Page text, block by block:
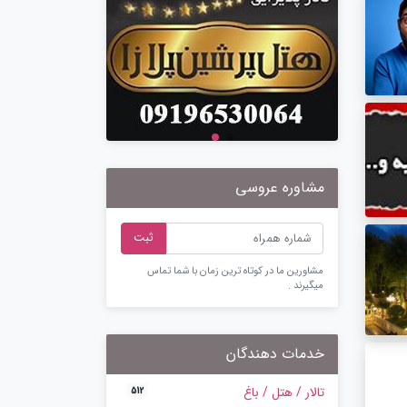
مشاوره عروسی
ثبت
مشاورین ما در کوتاه ترین زمان با شما تماس
میگیرند .
خدمات دهندگان
تالار / هتل / باغ 512